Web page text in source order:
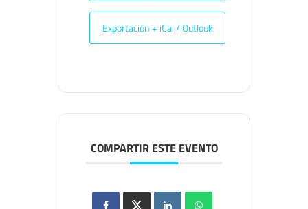
Exportación + iCal / Outlook
COMPARTIR ESTE EVENTO